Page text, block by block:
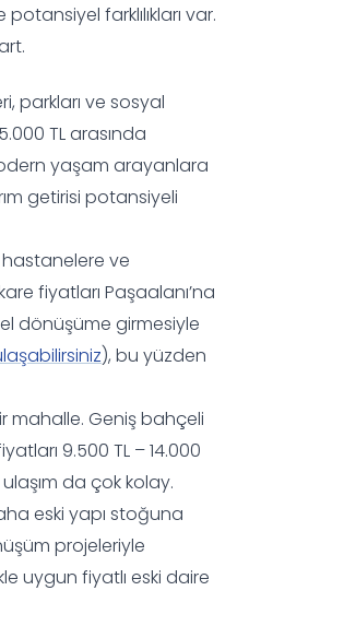
farklılıkları var.
parkları ve sosyal
TL arasında
yaşam arayanlara
getirisi potansiyeli
hastanelere ve
fiyatları Paşaalanı’na
dönüşüme girmesiyle
), bu yüzden
Geniş bahçeli
9.500 TL – 14.000
da çok kolay.
eski yapı stoğuna
projeleriyle
uygun fiyatlı eski daire